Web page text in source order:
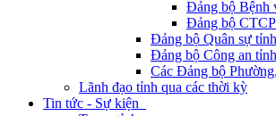
Đảng bộ Bệnh
Đảng bộ
Đảng bộ Quân sự tỉnh
Đảng bộ Công an tỉnh
Các Đảng bộ
Lãnh đạo tỉnh qua các thời kỳ
Tin tức - Sự kiện